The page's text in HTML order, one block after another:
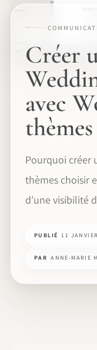
Créer
avec
Pourquoi créer
thèmes choisir
d’une visibilité
PUBLIÉ 11
PAR ANNE-MARIE